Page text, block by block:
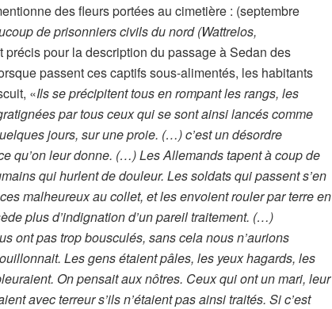
des fleurs portées au cimetière : (septembre
de prisonniers civils du nord (Wattrelos,
précis pour la description du passage à Sedan des
passent ces captifs sous-alimentés, les habitants
«Ils se précipitent tous en rompant les rangs, les
par tous ceux qui se sont ainsi lancés comme
jours, sur une proie. (…) c’est un désordre
qu’on leur donne. (…) Les Allemands tapent à coup de
qui hurlent de douleur. Les soldats qui passent s’en
malheureux au collet, et les envoient rouler par terre en
plus d’indignation d’un pareil traitement. (…)
ont pas trop bousculés, sans cela nous n’aurions
Les gens étaient pâles, les yeux hagards, les
On pensait aux nôtres. Ceux qui ont un mari, leur
avec terreur s’ils n’étaient pas ainsi traités. Si c’est